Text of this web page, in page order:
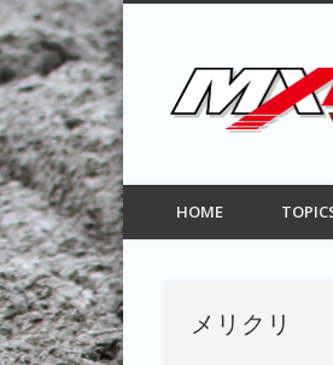
モトクロス情報サイト
FacebookTwitterPinterest Vimeo
HOME
メリクリ